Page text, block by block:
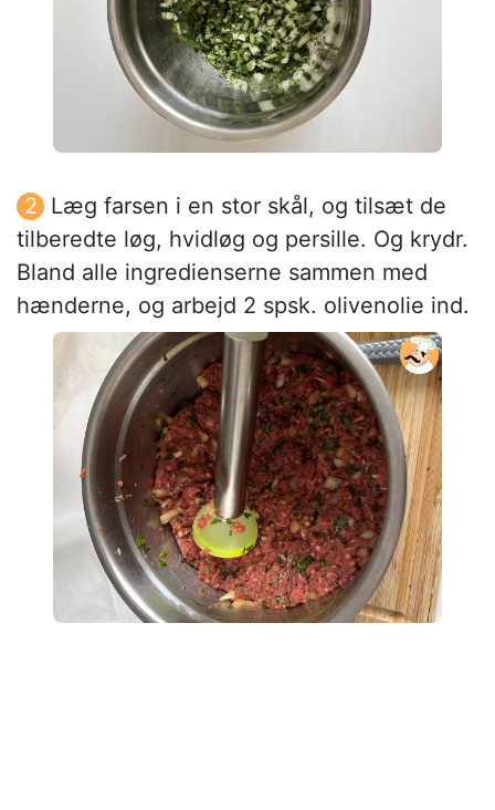
Læg farsen i en stor skål, og tilsæt de
tilberedte løg, hvidløg og persille. Og krydr.
Bland alle ingredienserne sammen med
hænderne, og arbejd 2 spsk. olivenolie ind.